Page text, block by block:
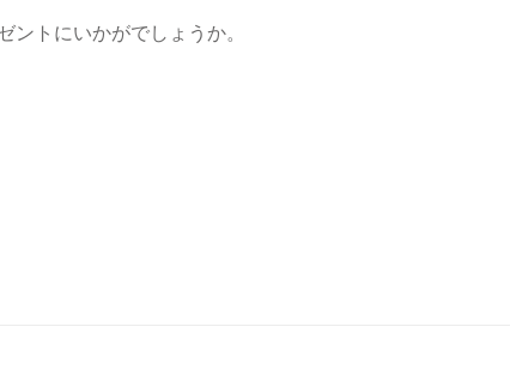
トにいかがでしょうか。